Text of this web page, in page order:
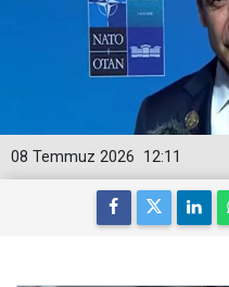
12:11
08 Temmuz 2026